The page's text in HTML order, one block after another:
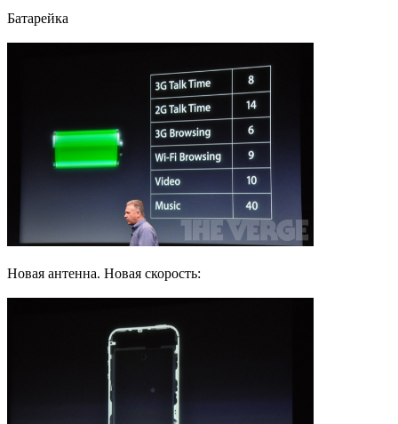
Батарейка
Новая антенна. Новая скорость: